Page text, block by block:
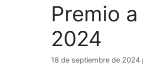
Premio
2024
18 de septiembre de 2024